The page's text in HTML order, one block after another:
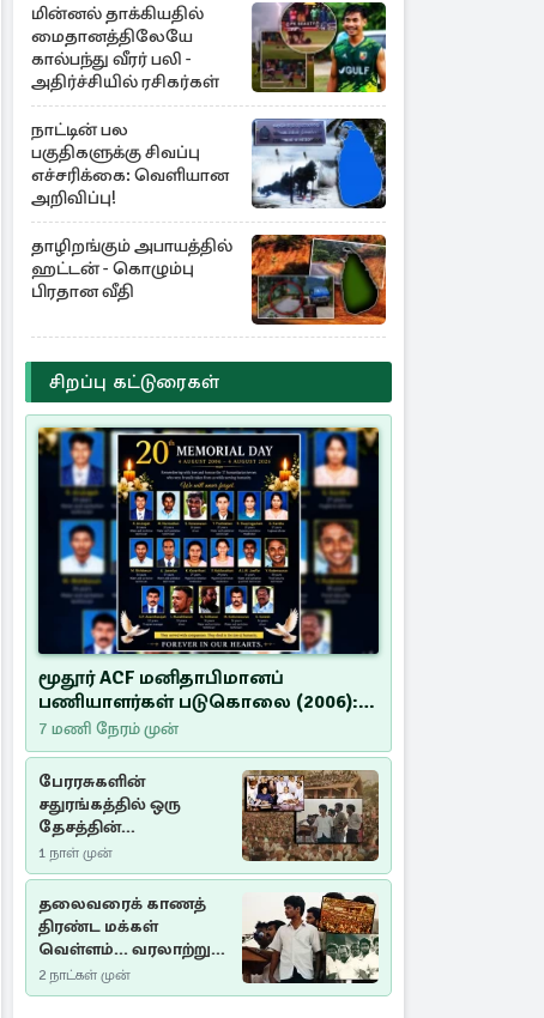
மின்னல் தாக்கியதில்
மைதானத்திலேயே
கால்பந்து வீரர் பலி -
அதிர்ச்சியில் ரசிகர்கள்
நாட்டின் பல
பகுதிகளுக்கு சிவப்பு
எச்சரிக்கை: வெளியான
அறிவிப்பு!
தாழிறங்கும் அபாயத்தில்
ஹட்டன் - கொழும்பு
பிரதான வீதி
சிறப்பு கட்டுரைகள்
மூதூர் ACF மனிதாபிமானப்
பணியாளர்கள் படுகொலை (2006):
20 ஆண்டுகளாகியும் நீதி
மறுக்கப்பட்ட மனிதாபிமானப்
பேரவலம்
7 மணி நேரம் முன்
பேரரசுகளின்
சதுரங்கத்தில் ஒரு
தேசத்தின்
தீர்க்கதரிசனம் :
சுதுமலை பிரகடனம்
ஒரு வரலாற்றுப் பாடம்
1 நாள் முன்
தலைவரைக் காணத்
திரண்ட மக்கள்
வெள்ளம்... வரலாற்றுச்
சிறப்புமிக்க சுதுமலைப்
பிரகடனம்…
2 நாட்கள் முன்